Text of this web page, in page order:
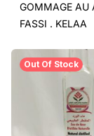
GOMMAGE AU
FASSI . KELAA
Out Of Stock